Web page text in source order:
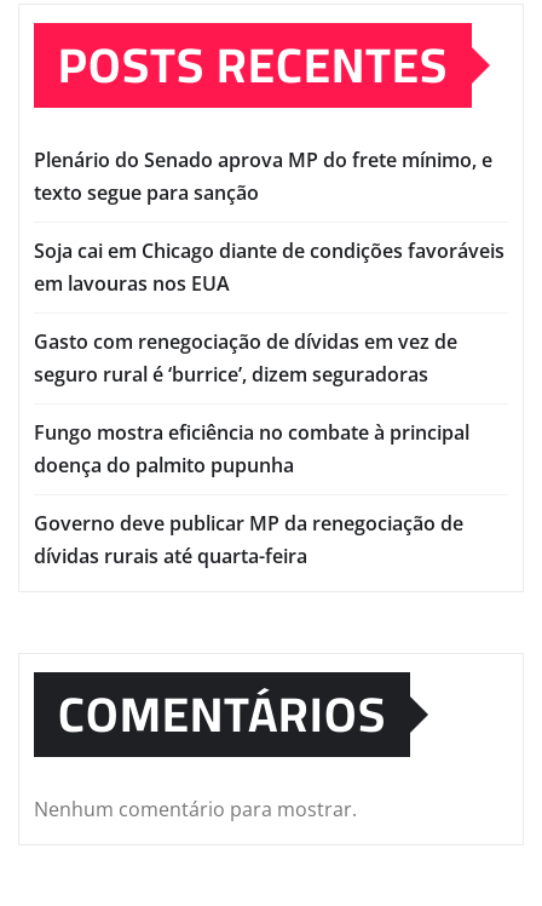
POSTS RECENTES
Plenário do Senado aprova MP do frete mínimo, e
texto segue para sanção
Soja cai em Chicago diante de condições favoráveis
em lavouras nos EUA
Gasto com renegociação de dívidas em vez de
seguro rural é ‘burrice’, dizem seguradoras
Fungo mostra eficiência no combate à principal
doença do palmito pupunha
Governo deve publicar MP da renegociação de
dívidas rurais até quarta-feira
COMENTÁRIOS
Nenhum comentário para mostrar.